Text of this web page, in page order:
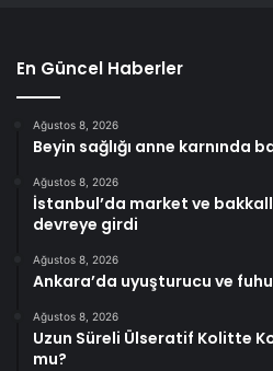
En Güncel Haberler
Ağustos 8, 2026
Beyin sağlığı anne karnında
Ağustos 8, 2026
İstanbul’da market ve
devreye girdi
Ağustos 8, 2026
Ankara’da uyuşturucu ve
Ağustos 8, 2026
Uzun Süreli Ülseratif Kolitte
mu?